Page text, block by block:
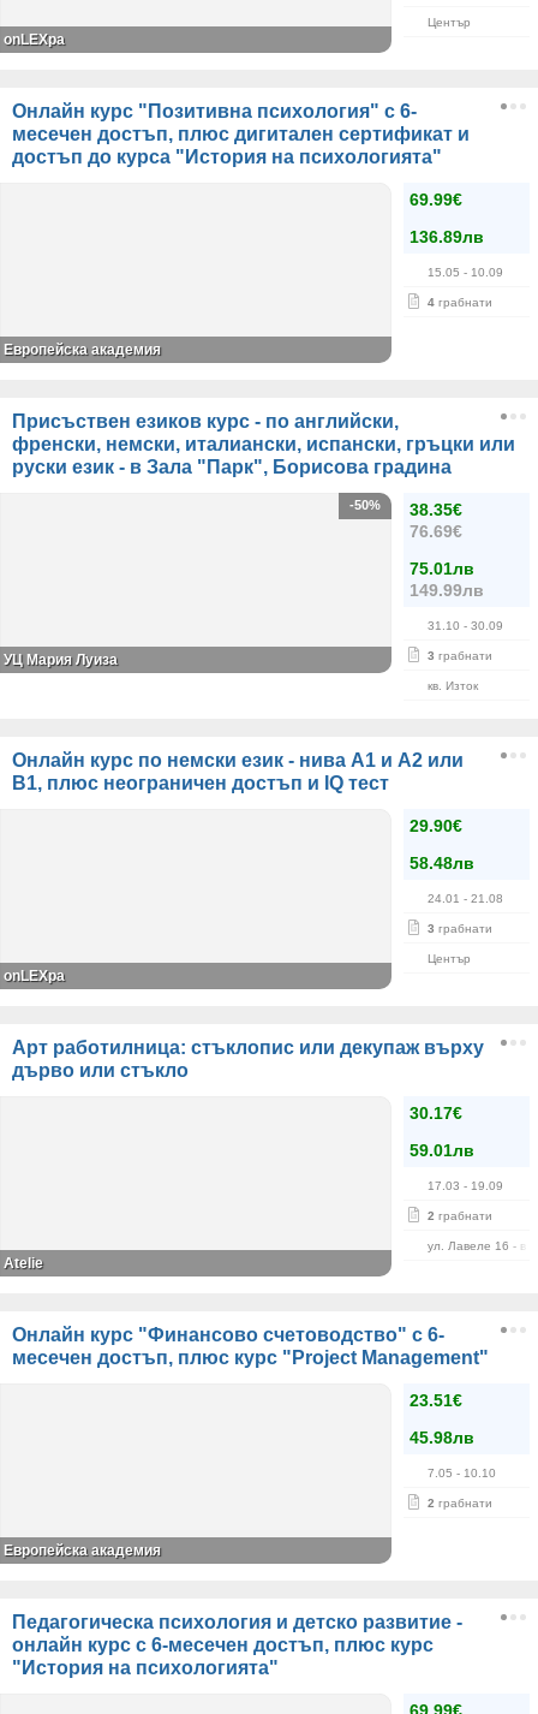
Център
onLEXpa
Онлайн курс "Позитивна психология" с 6-
месечен достъп, плюс дигитален сертификат и
достъп до курса "История на психологията"
69.99€
136.89лв
15.05 - 10.09
4 грабнати
Европейска академия
Присъствен езиков курс - по английски,
френски, немски, италиански, испански, гръцки или
руски език - в Зала "Парк", Борисова градина
38.35€
76.69€
75.01лв
149.99лв
31.10 - 30.09
3 грабнати
кв. Изток
-50%
УЦ Мария Луиза
Онлайн курс по немски език - нива A1 и A2 или
B1, плюс неограничен достъп и IQ тест
29.90€
58.48лв
24.01 - 21.08
3 грабнати
Център
onLEXpa
Арт работилница: стъклопис или декупаж върху
дърво или стъкло
30.17€
59.01лв
17.03 - 19.09
2 грабнати
ул. Лавеле 16 - в
Atelie
Онлайн курс "Финансово счетоводство" с 6-
месечен достъп, плюс курс "Project Management"
23.51€
45.98лв
7.05 - 10.10
2 грабнати
Европейска академия
Педагогическа психология и детско развитие -
онлайн курс с 6-месечен достъп, плюс курс
"История на психологията"